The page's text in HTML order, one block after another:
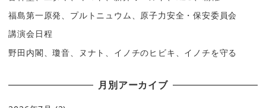
福島第一原発、プルトニュウム、原子力安全・保安委員会
講演会日程
野田内閣、瓊音、ヌナト、イノチのヒビキ、イノチを守る
月別アーカイブ